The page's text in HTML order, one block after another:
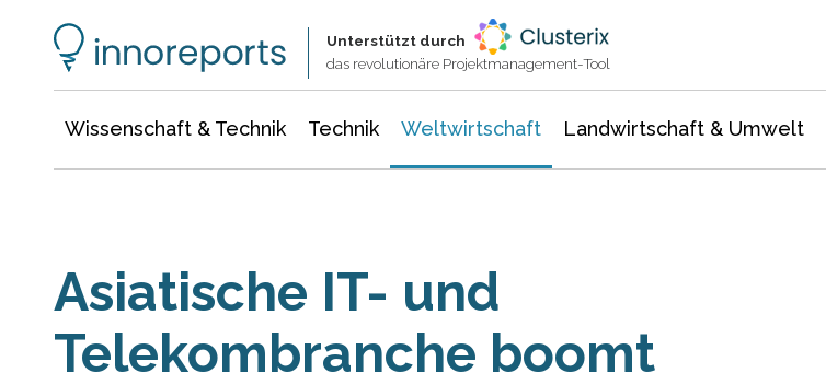
Unterstützt durch
das revolutionäre Projektmanagement-Tool
Wissenschaft & Technik Technik Weltwirtschaft Landwirtschaft & Umwelt
Asiatische IT- und
Telekombranche boomt